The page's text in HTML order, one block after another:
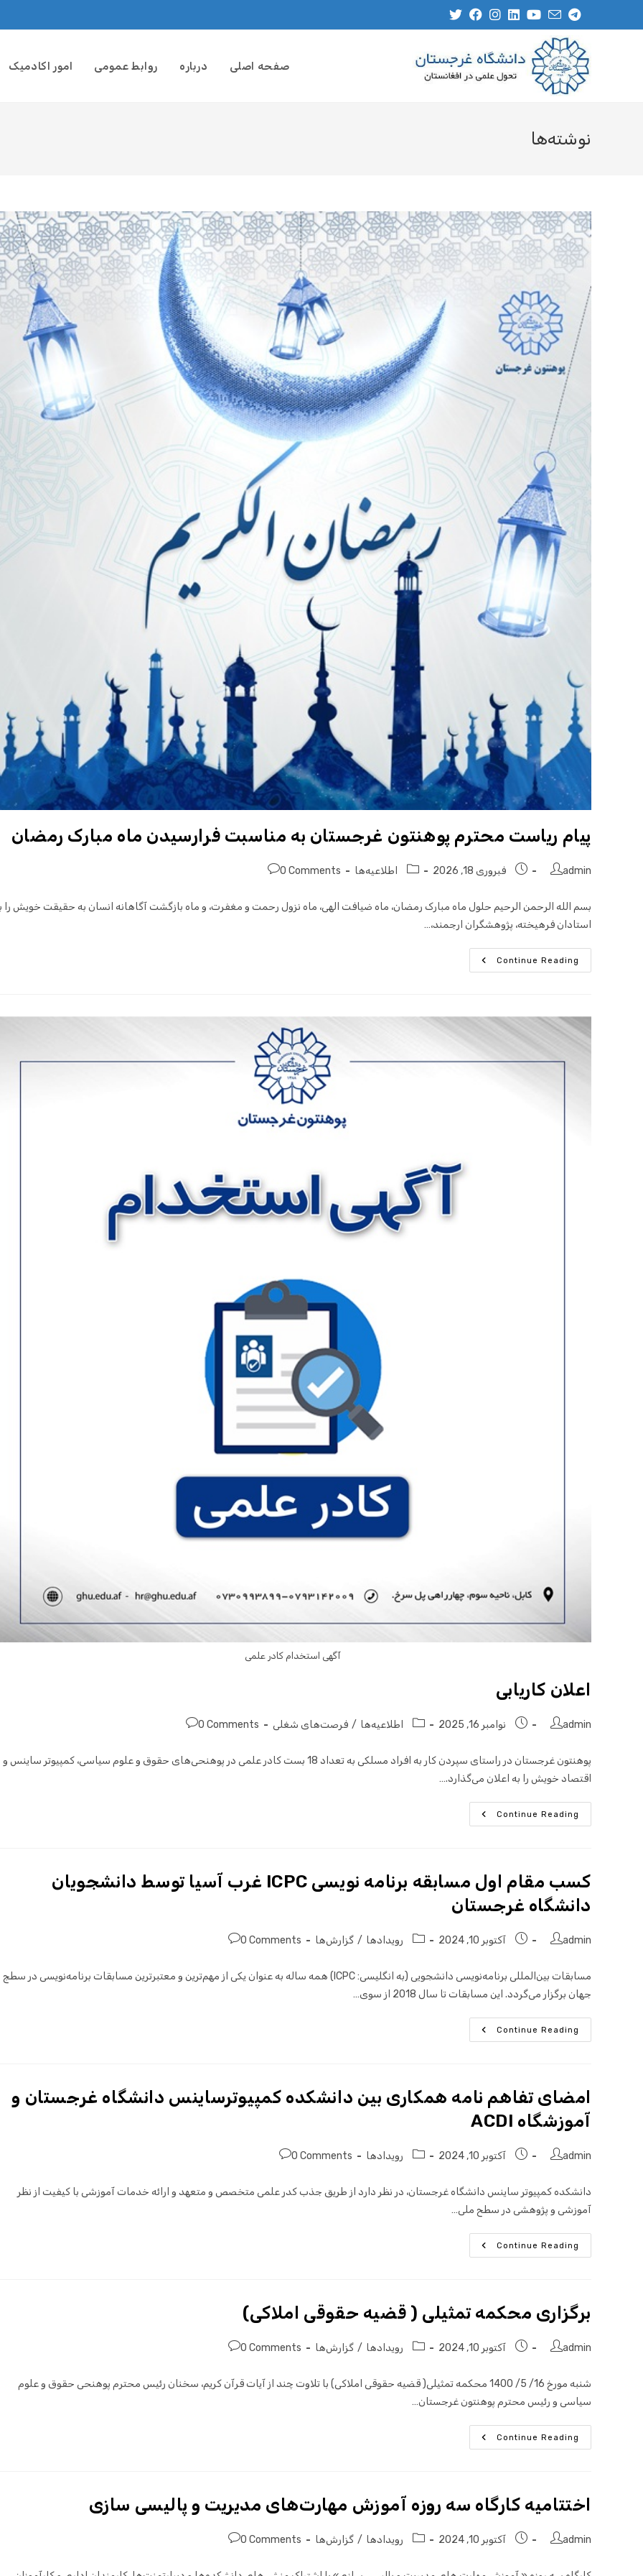
صفحه اصلی درباره روابط عمومی امور اکادمیک
نوشته‌ها
پیام ریاست محترم پوهنتون غرجستان به مناسبت فرارسیدن ماه مبارک رمضان
admin فبروری 18, 2026 اطلاعیه‌ها 0 Comments
بسم الله الرحمن الرحیم حلول ماه مبارک رمضان، ماه ضیافت الهی، ماه نزول رحمت و مغفرت، و ماه بازگشت آگاهانه انسان به حقیقت خویش را
استادان فرهیخته، پژوهشگران ارجمند،…
Continue Reading
آگهی استخدام کادر علمی
اعلان کاریابی
admin نوامبر 16, 2025 اطلاعیه‌ها / فرصت‌های شغلی 0 Comments
پوهنتون غرجستان در راستای سپردن کار به افراد مسلکی به تعداد 18 بست کادر علمی در پوهنحی‌های حقوق و علوم سیاسی، کمپیوتر ساینس و
اقتصاد خویش را به اعلان می‌گذارد.…
Continue Reading
کسب مقام اول مسابقه برنامه نویسی ICPC غرب آسیا توسط دانشجویان
دانشگاه غرجستان
admin آکتوبر 10, 2024 رویدادها / گزارش‌ها 0 Comments
مسابقات بین‌المللی برنامه‌نویسی دانشجویی (به انگلیسی: ICPC) همه ساله به عنوان یکی از مهم‌ترین و معتبرترین مسابقات برنامه‌نویسی در سطج
جهان برگزار می‌گردد. این مسابقات تا سال 2018 از سوی…
Continue Reading
امضای تفاهم نامه همکاری بین دانشکده کمپیوترساینس دانشگاه غرجستان و
آموزشگاه ACDI
admin آکتوبر 10, 2024 رویدادها 0 Comments
دانشکده کمپیوتر ساینس دانشگاه غرجستان، در نظر دارد از طریق جذب کدر علمی متخصص و متعهد و ارائه خدمات آموزشی با کیفیت از نظر
آموزشی و پژوهشی در سطح ملی…
Continue Reading
برگزاری محکمه تمثیلی ( قضیه حقوقی املاکی)
admin آکتوبر 10, 2024 رویدادها / گزارش‌ها 0 Comments
شنبه مورخ 16/ 5/ 1400 محکمه تمثیلی( قضیه حقوقی املاکی) با تلاوت چند از آیات قرآن کریم، سخنان رئیس محترم پوهنحی حقوق و علوم
سیاسی و رئیس محترم پوهنتون غرجستان…
Continue Reading
اختتامیه کارگاه سه روزه آموزش مهارت‌های مدیریت و پالیسی سازی
admin آکتوبر 10, 2024 رویدادها / گزارش‌ها 0 Comments